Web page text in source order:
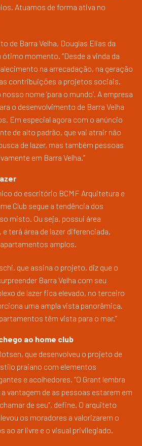
Atuamos de forma ativa no
de Barra Velha, Douglas Elias da
momento. “Desde a vinda da
na arrecadação, na geração
contribuições a projetos sociais.
nome ‘para o mundo’. A empresa
o desenvolvimento de Barra Velha
Em especial agora com o anúncio
de alto padrão, que vai atrair não
de lazer, mas também pessoas
em Barra Velha.”
do escritório BCMF Arquitetura e
Club segue a tendência dos
misto. Ou seja, possui área
terá área de lazer diferenciada,
amplos.
que assina o projeto, diz que o
Barra Velha com seu
de lazer fica elevado, no terceiro
uma ampla vista panorâmica.
têm vista para o mar.”
ao home club
que desenvolveu o projeto de
praiano com elementos
e acolhedores. “O Grant lembra
vantagem de as pessoas estarem em
de seu”, define. O arquiteto
os moradores a valorizarem o
ao ar livre e o visual privilegiado.